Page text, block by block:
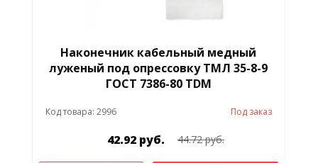
Наконечник кабельный медный
луженый под опрессовку ТМЛ 35-8-9
ГОСТ 7386-80 TDM
Код товара: 2996 Под заказ
42.92 руб. 44.72 руб.